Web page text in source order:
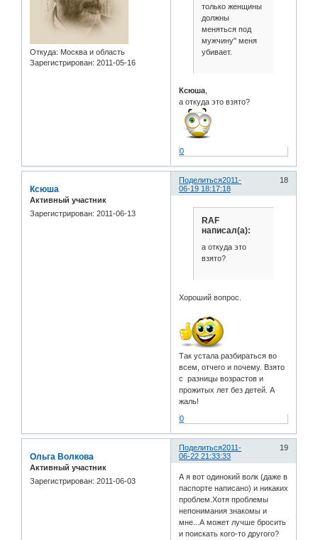
Откуда: Москва и область
Зарегистрирован: 2011-05-16
только женщины
должны
меняться под
мужчину" меня
убивает.
Ксюша
а откуда это взято?
0
Поделиться 18
2011-
06-19 18:17:18
Ксюша
Активный участник
Зарегистрирован: 2011-06-13
RAF
написал(а):
а откуда это
взято?
Хороший вопрос.
Так устала разбираться во
всем, отчего и почему. Взято
с разницы возрастов и
прожитых лет без детей. А
жаль!
0
Поделиться 19
2011-
06-22 21:33:33
Ольга Волкова
Активный участник
Зарегистрирован: 2011-06-03
А я вот одинокий волк (даже в
паспорте написано) и никаких
проблем.Хотя проблемы
непонимания знакомы и
мне...А может лучше бросить
и поискать кого-то другого?